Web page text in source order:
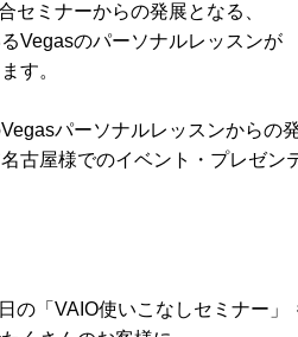
セミナーからの発展となる、
Vegasのパーソナルレッスンが
す。
パーソナルレッスンからの発
古屋様でのイベント・プレゼン
の「VAIO使いこなしセミナー」